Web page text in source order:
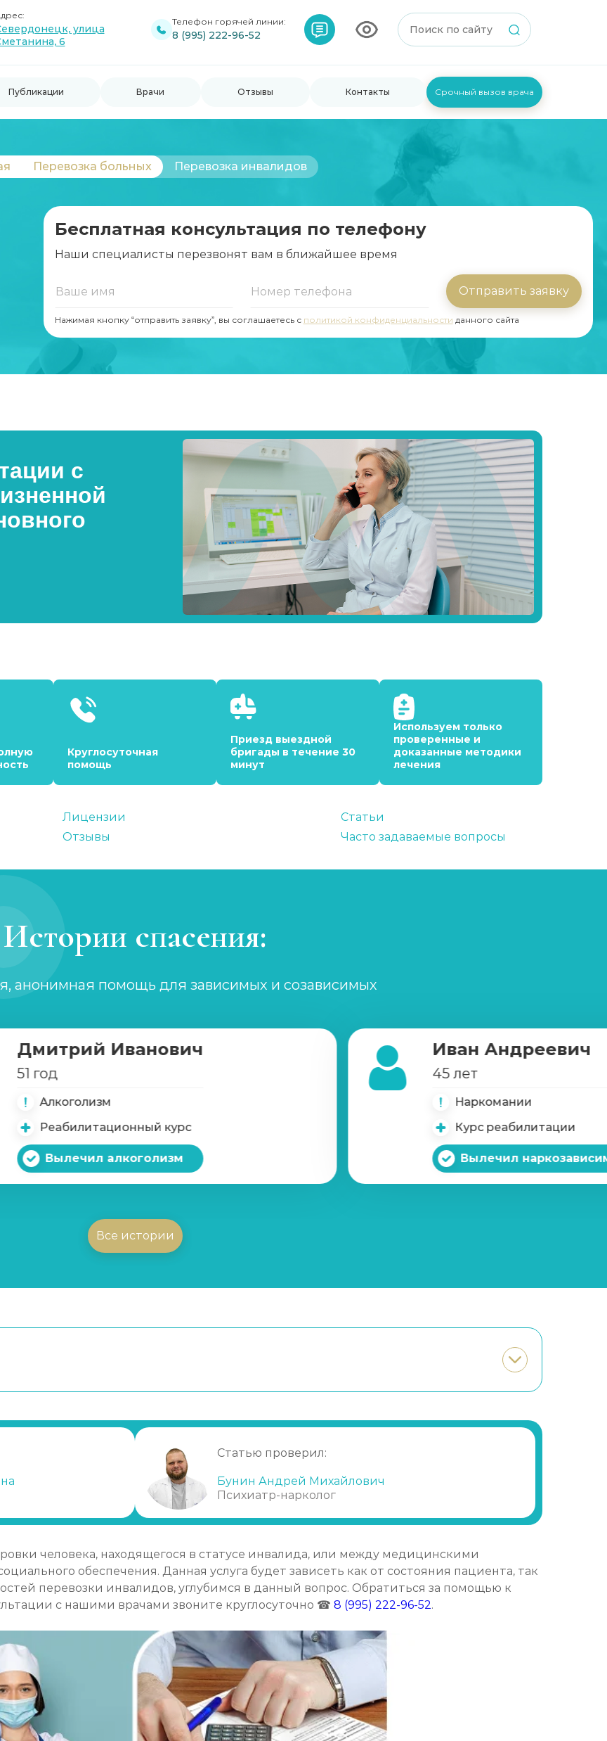
улица
6
Телефон горячей линии:
8 (995) 222-96-52
Публикации Врачи Отзывы Контакты Срочный вызов врача
Перевозка больных Перевозка инвалидов
Бесплатная консультация по телефону
Наши специалисты перезвонят вам в ближайшее время
Отправить заявку
Нажимая кнопку “отправить заявку”, вы соглашаетесь с политикой конфиденциальности данного сайта
с
Круглосуточная
помощь
Приезд выездной
бригады в течение 30
минут
Используем только
проверенные и
доказанные методики
лечения
Лицензии
Отзывы
Статьи
Часто задаваемые вопросы
Истории спасения:
анонимная помощь для зависимых и созависимых
Дмитрий Иванович
51 год
Алкоголизм
Реабилитационный курс
Вылечил алкоголизм
Иван Андреевич
45 лет
Наркомании
Курс реабилитации
Вылечил
Все истории
или слуха
нарушениями
Статью проверил:
Бунин Андрей Михайлович
Психиатр-нарколог
человека, находящегося в статусе инвалида, или между медицинскими
обеспечения. Данная услуга будет зависеть как от состояния пациента, так
перевозки инвалидов, углубимся в данный вопрос. Обратиться за помощью к
с нашими врачами звоните круглосуточно ☎ 8 (995) 222-96-52.